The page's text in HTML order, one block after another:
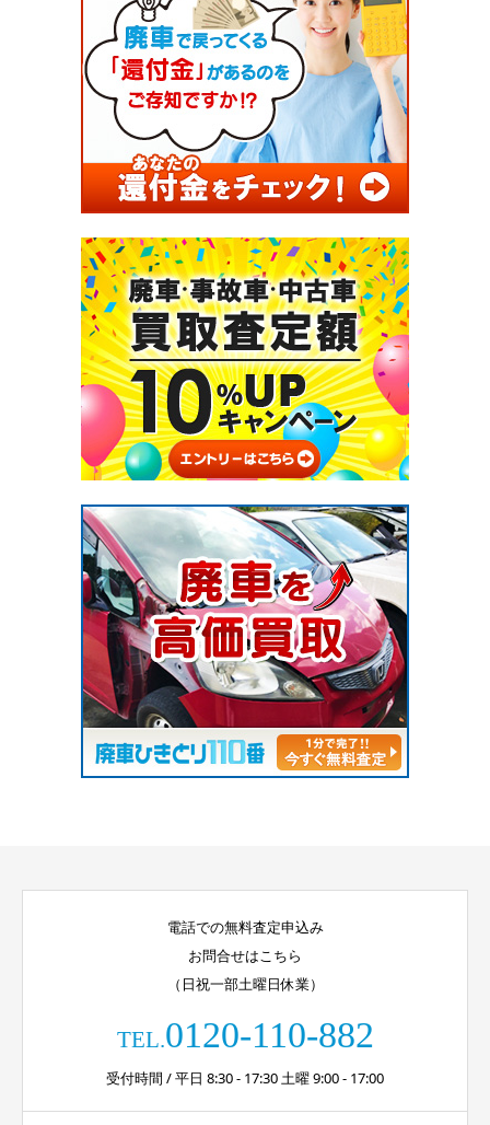
電話での無料査定申込み
お問合せはこちら
（日祝一部土曜日休業）
TEL.0120-110-882
受付時間 / 平日 8:30 - 17:30 土曜 9:00 - 17:00